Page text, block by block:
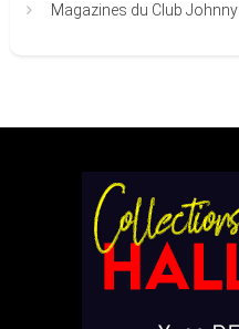
Magazines du Club Johnny